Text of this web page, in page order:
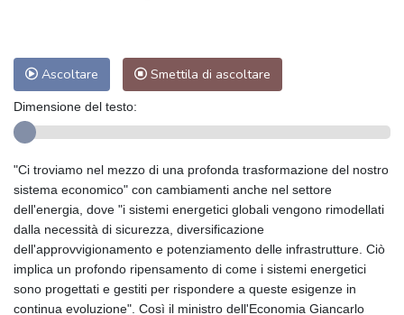
Ascoltare Smettila di ascoltare
Dimensione del testo:
"Ci troviamo nel mezzo di una profonda trasformazione del nostro
sistema economico" con cambiamenti anche nel settore
dell'energia, dove "i sistemi energetici globali vengono rimodellati
dalla necessità di sicurezza, diversificazione
dell'approvvigionamento e potenziamento delle infrastrutture. Ciò
implica un profondo ripensamento di come i sistemi energetici
sono progettati e gestiti per rispondere a queste esigenze in
continua evoluzione". Così il ministro dell'Economia Giancarlo